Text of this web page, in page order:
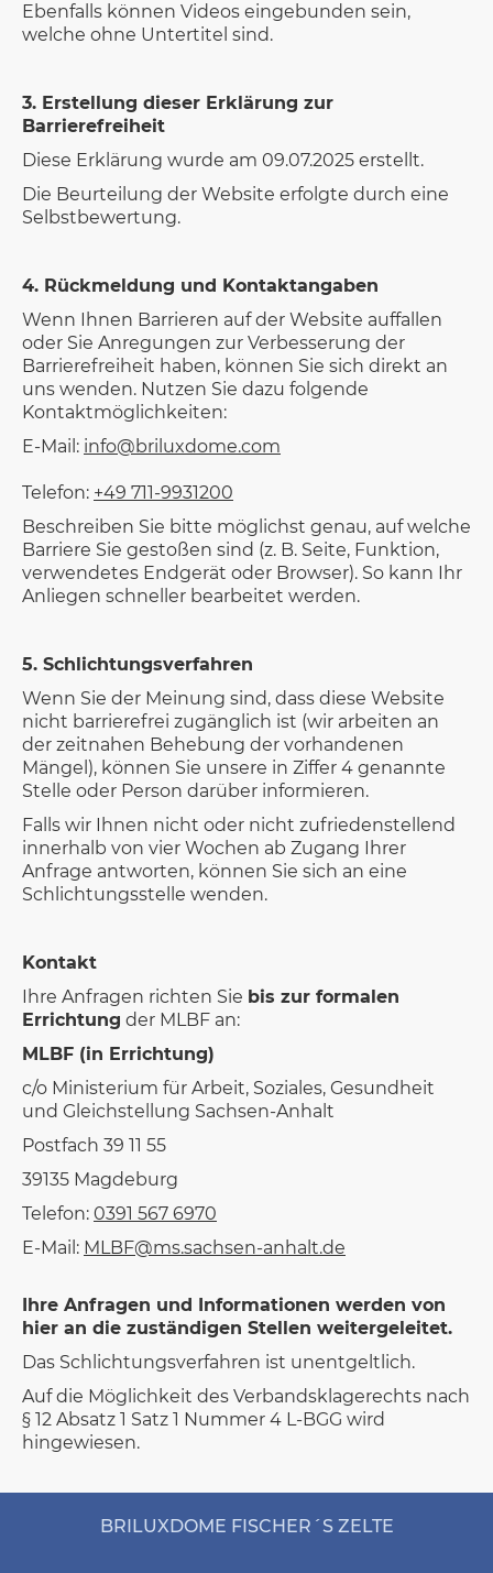
Ebenfalls können Videos eingebunden sein,
welche ohne Untertitel sind.
3. Erstellung dieser Erklärung zur
Barrierefreiheit
Diese Erklärung wurde am 09.07.2025 erstellt.
Die Beurteilung der Website erfolgte durch eine
Selbstbewertung.
4. Rückmeldung und Kontaktangaben
Wenn Ihnen Barrieren auf der Website auffallen
oder Sie Anregungen zur Verbesserung der
Barrierefreiheit haben, können Sie sich direkt an
uns wenden. Nutzen Sie dazu folgende
Kontaktmöglichkeiten:
E-Mail: info@briluxdome.com
Telefon: +49 711-9931200
Beschreiben Sie bitte möglichst genau, auf welche
Barriere Sie gestoßen sind (z. B. Seite, Funktion,
verwendetes Endgerät oder Browser). So kann Ihr
Anliegen schneller bearbeitet werden.
5. Schlichtungsverfahren
Wenn Sie der Meinung sind, dass diese Website
nicht barrierefrei zugänglich ist (wir arbeiten an
der zeitnahen Behebung der vorhandenen
Mängel), können Sie unsere in Ziffer 4 genannte
Stelle oder Person darüber informieren.
Falls wir Ihnen nicht oder nicht zufriedenstellend
innerhalb von vier Wochen ab Zugang Ihrer
Anfrage antworten, können Sie sich an eine
Schlichtungsstelle wenden.
Kontakt
Ihre Anfragen richten Sie bis zur formalen
Errichtung der MLBF an:
MLBF (in Errichtung)
c/o Ministerium für Arbeit, Soziales, Gesundheit
und Gleichstellung Sachsen-Anhalt
Postfach 39 11 55
39135 Magdeburg
Telefon: 0391 567 6970
E-Mail: MLBF@ms.sachsen-anhalt.de
Ihre Anfragen und Informationen werden von
hier an die zuständigen Stellen weitergeleitet.
Das Schlichtungsverfahren ist unentgeltlich.
Auf die Möglichkeit des Verbandsklagerechts nach
§ 12 Absatz 1 Satz 1 Nummer 4 L-BGG wird
hingewiesen.
BRILUXDOME FISCHER´S ZELTE